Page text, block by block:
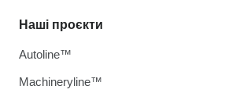
Наші проєкти
Autoline™
Machineryline™